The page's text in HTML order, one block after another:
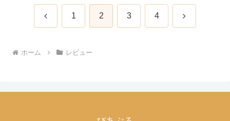
前 1 2 3 4 次
ホーム レビュー